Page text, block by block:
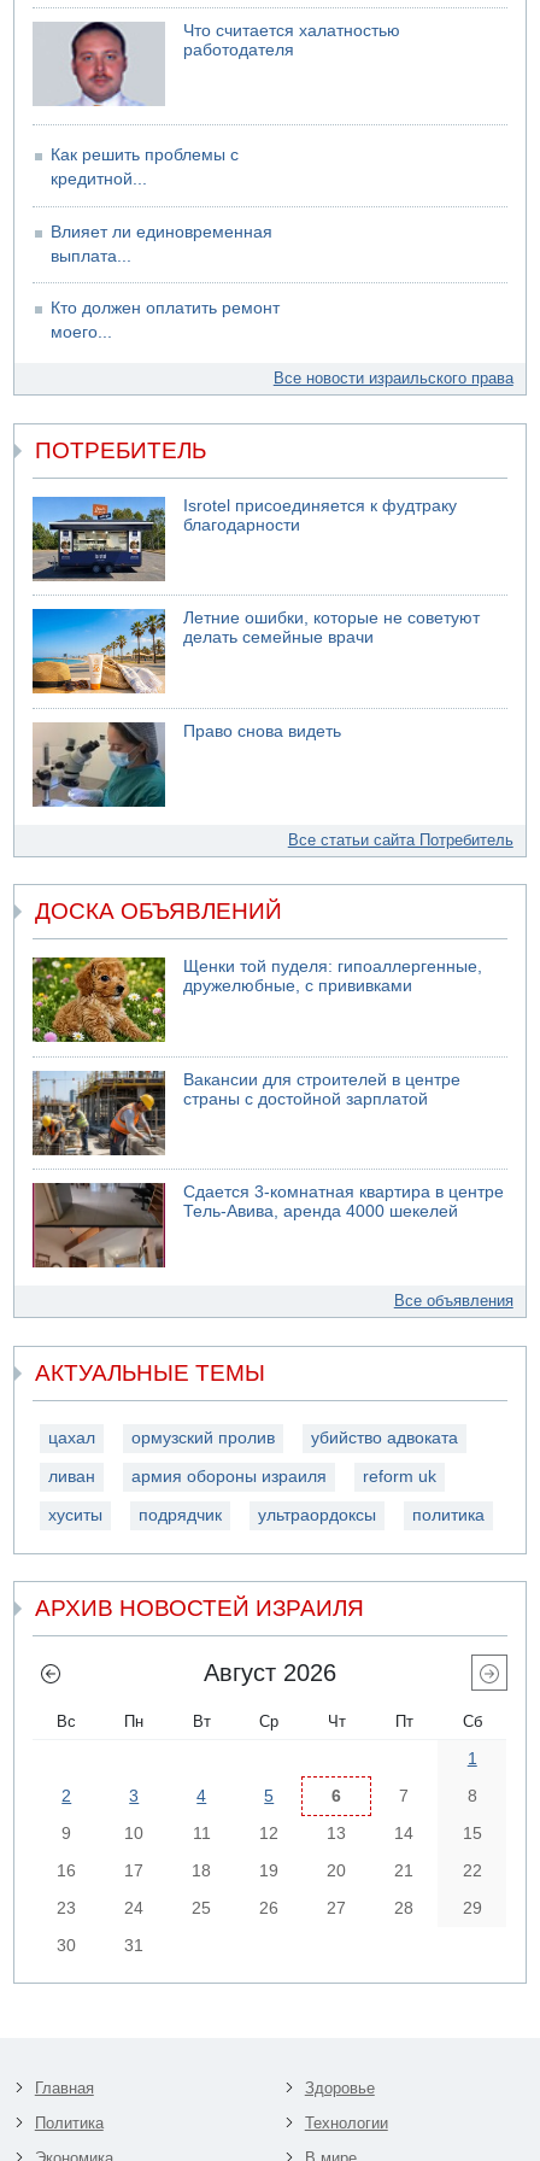
Что считается халатностью
работодателя
Как решить проблемы с
кредитной...
Влияет ли единовременная
выплата...
Кто должен оплатить ремонт
моего...
Все новости израильского права
ПОТРЕБИТЕЛЬ
Isrotel присоединяется к фудтраку
благодарности
Летние ошибки, которые не советуют
делать семейные врачи
Право снова видеть
Все статьи сайта Потребитель
ДОСКА ОБЪЯВЛЕНИЙ
Щенки той пуделя: гипоаллергенные,
дружелюбные, с прививками
Вакансии для строителей в центре
страны с достойной зарплатой
Сдается 3-комнатная квартира в центре
Тель-Авива, аренда 4000 шекелей
Все объявления
АКТУАЛЬНЫЕ ТЕМЫ
цахал ормузский пролив убийство адвоката
ливан армия обороны израиля reform uk
хуситы подрядчик ультраордоксы политика
АРХИВ НОВОСТЕЙ ИЗРАИЛЯ
Август 2026
Вс Пн Вт Ср Чт Пт Сб
1
2
3 4 5 6 7
8
9
10 11 12 13 14
15
16
17 18 19 20 21
22
23
24 25 26 27 28
29
30
31
Главная
Политика
Здоровье
Технологии